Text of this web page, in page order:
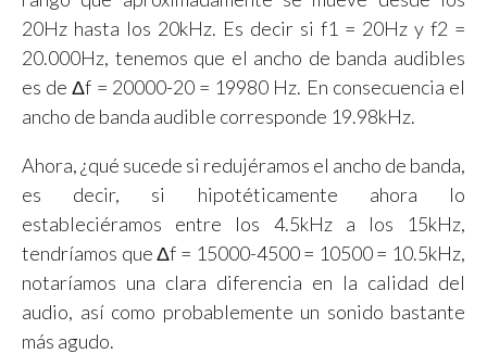
20Hz hasta los 20kHz. Es decir si f1 = 20Hz y f2 =
20.000Hz, tenemos que el ancho de banda audibles
es de Δf = 20000-20 = 19980 Hz. En consecuencia el
ancho de banda audible corresponde 19.98kHz.
Ahora, ¿qué sucede si redujéramos el ancho de banda,
es decir, si hipotéticamente ahora lo
estableciéramos entre los 4.5kHz a los 15kHz,
tendríamos que Δf = 15000-4500 = 10500 = 10.5kHz,
notaríamos una clara diferencia en la calidad del
audio, así como probablemente un sonido bastante
más agudo.